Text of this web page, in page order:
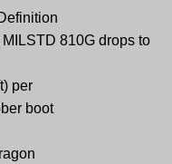
810G drops to
per
boot